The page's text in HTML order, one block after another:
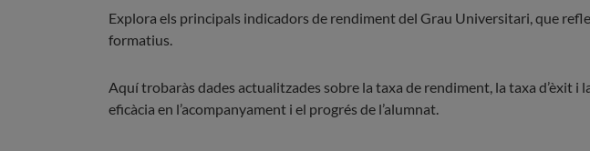
Explora els principals indicadors de rendiment del Grau Universitari, que
formatius.
Aquí trobaràs dades actualitzades sobre la taxa de rendiment, la taxa d’èxit
eficàcia en l’acompanyament i el progrés de l’alumnat.